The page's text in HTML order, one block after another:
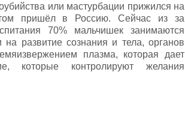
или мастурбации прижился на
пришёл в Россию. Сейчас из за
70% мальчишек занимаются
развитие сознания и тела, органов
плазма, которая дает
которые контролируют желания